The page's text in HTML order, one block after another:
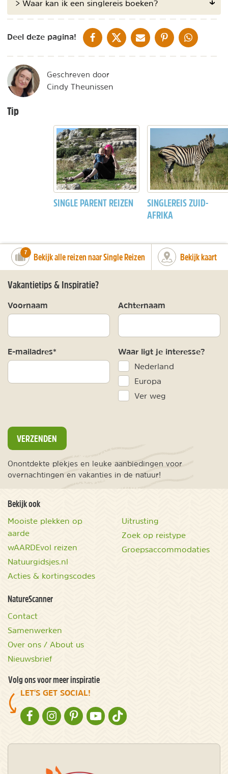
> Waar kan ik een singlereis boeken?
Deel deze pagina! DELEN OP FACEBOOK
DELEN OP XDELEN VIA DE MAIL
DELEN OP PINTEREST
DELEN OP
Geschreven door
Cindy Theunissen
Tip
SINGLE PARENT REIZEN
SINGLEREIS ZUID-
AFRIKA
number_of_trips:
7 Bekijk alle reizen naar Single Reizen Bekijk kaart
Vakantietips & Inspiratie?
Voornaam Achternaam
E-mailadres* Waar ligt je interesse?
Nederland
Europa
Ver weg
VERZENDEN
Onontdekte plekjes en leuke aanbiedingen voor
overnachtingen en vakanties in de natuur!
Bekijk ook
Mooiste plekken op
aarde
wAARDEvol reizen
Natuurgidsjes.nl
Acties & kortingscodes
Uitrusting
Zoek op reistype
Groepsaccommodaties
NatureScanner
Contact
Samenwerken
Over ons / About us
Nieuwsbrief
Volg ons voor meer inspiratie
LET'S GET SOCIAL!
NATURESCANNER OP FACEBOOK
NATURESCANNER OP INSTAGRAM
NATURESCANNER OP PINTEREST
NATURESCANNER OP YOUTUBE
NATURESCANNER OP TIKTOK